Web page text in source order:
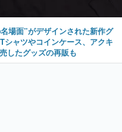
場面”がデザインされた新作グ
シャツやコインケース、アクキ
したグッズの再販も